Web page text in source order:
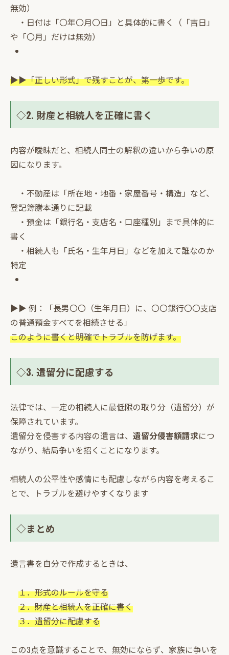
無効）
・日付は「〇年〇月〇日」と具体的に書く（「吉日」
や「〇月」だけは無効）
▶▶「正しい形式」で残すことが、第一歩です。
◇2. 財産と相続人を正確に書く
内容が曖昧だと、相続人同士の解釈の違いから争いの原
因になります。
・不動産は「所在地・地番・家屋番号・構造」など、
登記簿謄本通りに記載
・預金は「銀行名・支店名・口座種別」まで具体的に
書く
・相続人も「氏名・生年月日」などを加えて誰なのか
特定
▶▶ 例：「長男〇〇（生年月日）に、〇〇銀行〇〇支店
の普通預金すべてを相続させる」
このように書くと明確でトラブルを防げます。
◇3. 遺留分に配慮する
法律では、一定の相続人に最低限の取り分（遺留分）が
保障されています。
遺留分を侵害する内容の遺言は、 遺留分侵害額請求につ
ながり、結局争いを招くことになります。
相続人の公平性や感情にも配慮しながら内容を考えるこ
とで、トラブルを避けやすくなります
◇まとめ
遺言書を自分で作成するときは、
１．形式のルールを守る
２．財産と相続人を正確に書く
３．遺留分に配慮する
この3点を意識することで、無効にならず、家族に争いを